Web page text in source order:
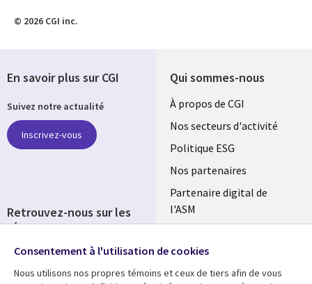
© 2026 CGI inc.
Qui sommes-nous
Useful
links
FRANCE
À propos de CGI
Nos secteurs d'activité
Politique ESG
Nos partenaires
Partenaire digital de
l'ASM
Fusions
En savoir plus sur CGI
Suivez notre actualité
Inscrivez-vous
Retrouvez-nous sur les
réseaux
Social
Media
Consentement à l'utilisation de cookies
Nous utilisons nos propres témoins et ceux de tiers afin de vous